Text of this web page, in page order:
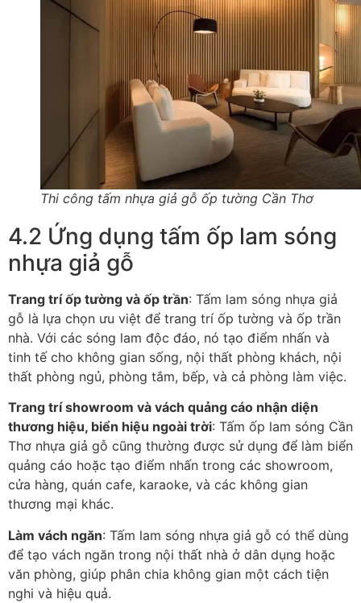
Thi công tấm nhựa giả gỗ ốp tường Cần Thơ
4.2 Ứng dụng tấm ốp lam sóng
nhựa giả gỗ
Trang trí ốp tường và ốp trần: Tấm lam sóng nhựa giả
gỗ là lựa chọn ưu việt để trang trí ốp tường và ốp trần
nhà. Với các sóng lam độc đáo, nó tạo điểm nhấn và
tinh tế cho không gian sống, nội thất phòng khách, nội
thất phòng ngủ, phòng tắm, bếp, và cả phòng làm việc.
Trang trí showroom và vách quảng cáo nhận diện
thương hiệu, biển hiệu ngoài trời: Tấm ốp lam sóng Cần
Thơ nhựa giả gỗ cũng thường được sử dụng để làm biển
quảng cáo hoặc tạo điểm nhấn trong các showroom,
cửa hàng, quán cafe, karaoke, và các không gian
thương mại khác.
Làm vách ngăn: Tấm lam sóng nhựa giả gỗ có thể dùng
để tạo vách ngăn trong nội thất nhà ở dân dụng hoặc
văn phòng, giúp phân chia không gian một cách tiện
nghi và hiệu quả.